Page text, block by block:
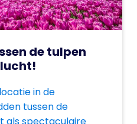
de tulpen
in de
tussen de
als spectaculaire